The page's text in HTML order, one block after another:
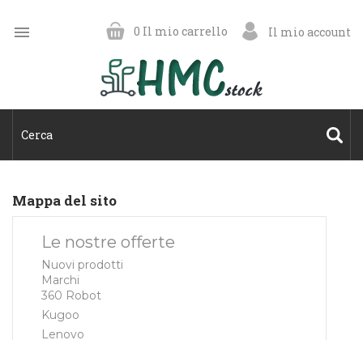
 Il mio account
0 Il mio carrello
Mappa del sito
Le nostre offerte
Nuovi prodotti
Marchi
360 Robot
Kugoo
Lenovo